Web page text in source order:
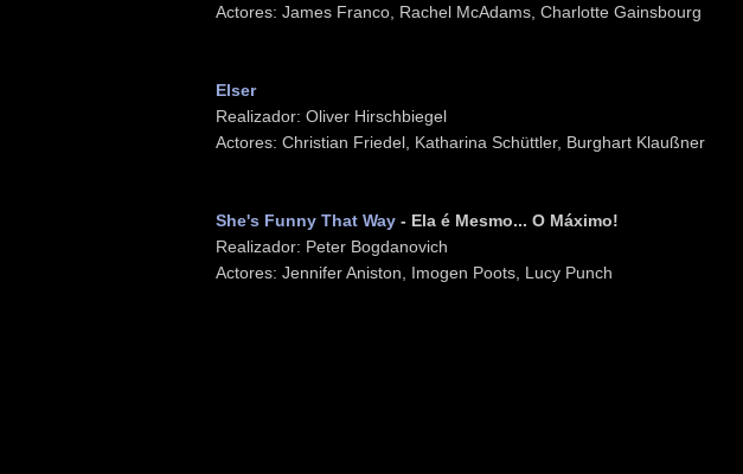
Actores: James Franco, Rachel McAdams, Charlotte Gainsbourg
Elser
Realizador: Oliver Hirschbiegel
Actores: Christian Friedel, Katharina Schüttler, Burghart Klaußner
She's Funny That Way - Ela é Mesmo... O Máximo!
Realizador: Peter Bogdanovich
Actores: Jennifer Aniston, Imogen Poots, Lucy Punch